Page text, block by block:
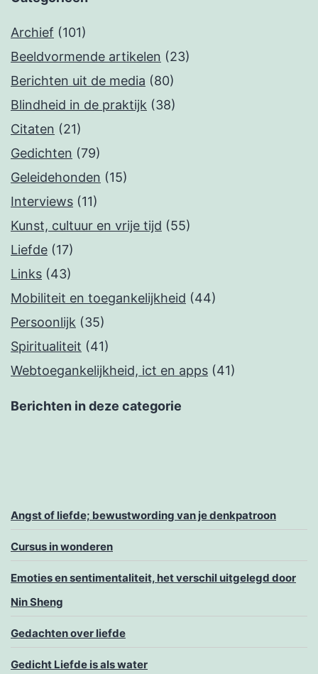
Archief (101)
Beeldvormende artikelen (23)
Berichten uit de media (80)
Blindheid in de praktijk (38)
Citaten (21)
Gedichten (79)
Geleidehonden (15)
Interviews (11)
Kunst, cultuur en vrije tijd (55)
Liefde (17)
Links (43)
Mobiliteit en toegankelijkheid (44)
Persoonlijk (35)
Spiritualiteit (41)
Webtoegankelijkheid, ict en apps (41)
Berichten in deze categorie
Angst of liefde; bewustwording van je denkpatroon
Cursus in wonderen
Emoties en sentimentaliteit, het verschil uitgelegd door
Nin Sheng
Gedachten over liefde
Gedicht Liefde is als water